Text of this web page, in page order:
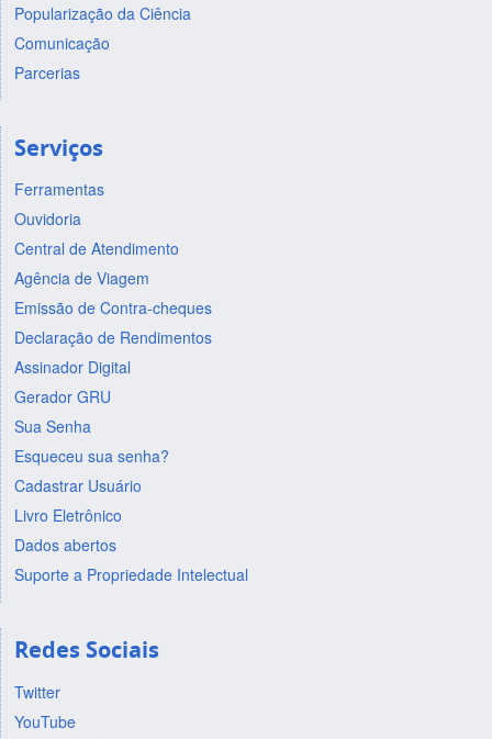
Popularização da Ciência
Comunicação
Parcerias
Serviços
Ferramentas
Ouvidoria
Central de Atendimento
Agência de Viagem
Emissão de Contra-cheques
Declaração de Rendimentos
Assinador Digital
Gerador GRU
Sua Senha
Esqueceu sua senha?
Cadastrar Usuário
Livro Eletrônico
Dados abertos
Suporte a Propriedade Intelectual
Redes Sociais
Twitter
YouTube